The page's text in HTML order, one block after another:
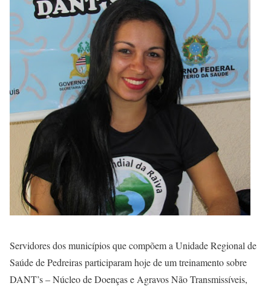
Servidores dos municípios que compõem a Unidade Regional de
Saúde de Pedreiras participaram hoje de um treinamento sobre
DANT’s – Núcleo de Doenças e Agravos Não Transmissíveis,